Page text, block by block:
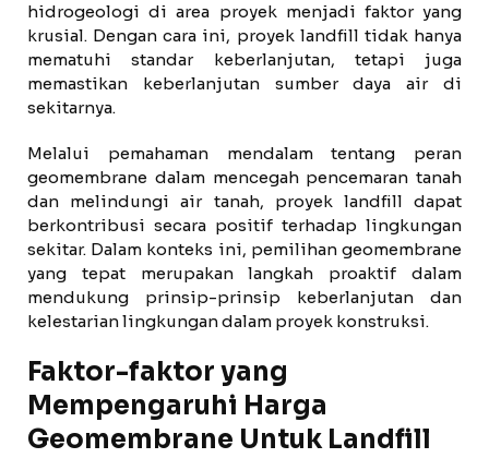
hidrogeologi di area proyek menjadi faktor yang
krusial. Dengan cara ini, proyek landfill tidak hanya
mematuhi standar keberlanjutan, tetapi juga
memastikan keberlanjutan sumber daya air di
sekitarnya.
Melalui pemahaman mendalam tentang peran
geomembrane dalam mencegah pencemaran tanah
dan melindungi air tanah, proyek landfill dapat
berkontribusi secara positif terhadap lingkungan
sekitar. Dalam konteks ini, pemilihan geomembrane
yang tepat merupakan langkah proaktif dalam
mendukung prinsip-prinsip keberlanjutan dan
kelestarian lingkungan dalam proyek konstruksi.
Faktor-faktor yang
Mempengaruhi Harga
Geomembrane Untuk Landfill